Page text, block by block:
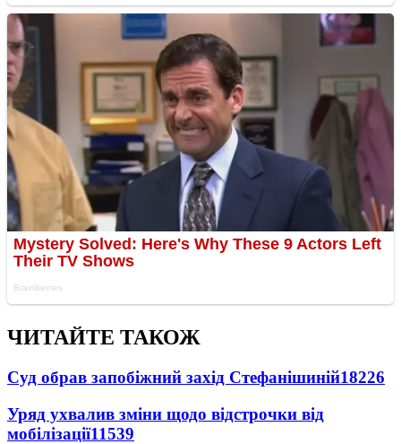
ЧИТАЙТЕ ТАКОЖ
Суд обрав запобіжний захід Стефанішиній18226
Уряд ухвалив зміни щодо відстрочки від
мобілізації11539